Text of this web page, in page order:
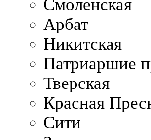
Смоленская
Арбат
Никитская
Патриаршие
Тверская
Красная
Сити